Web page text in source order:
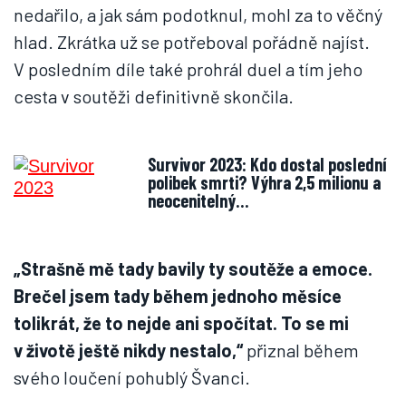
nedařilo, a jak sám podotknul, mohl za to věčný
hlad. Zkrátka už se potřeboval pořádně najíst.
V posledním díle také prohrál duel a tím jeho
cesta v soutěži definitivně skončila.
Survivor 2023: Kdo dostal poslední
polibek smrti? Výhra 2,5 milionu a
neocenitelný…
„Strašně mě tady bavily ty soutěže a emoce.
Brečel jsem tady během jednoho měsíce
tolikrát, že to nejde ani spočítat. To se mi
v životě ještě nikdy nestalo,“přiznal během
svého loučení pohublý Švanci.